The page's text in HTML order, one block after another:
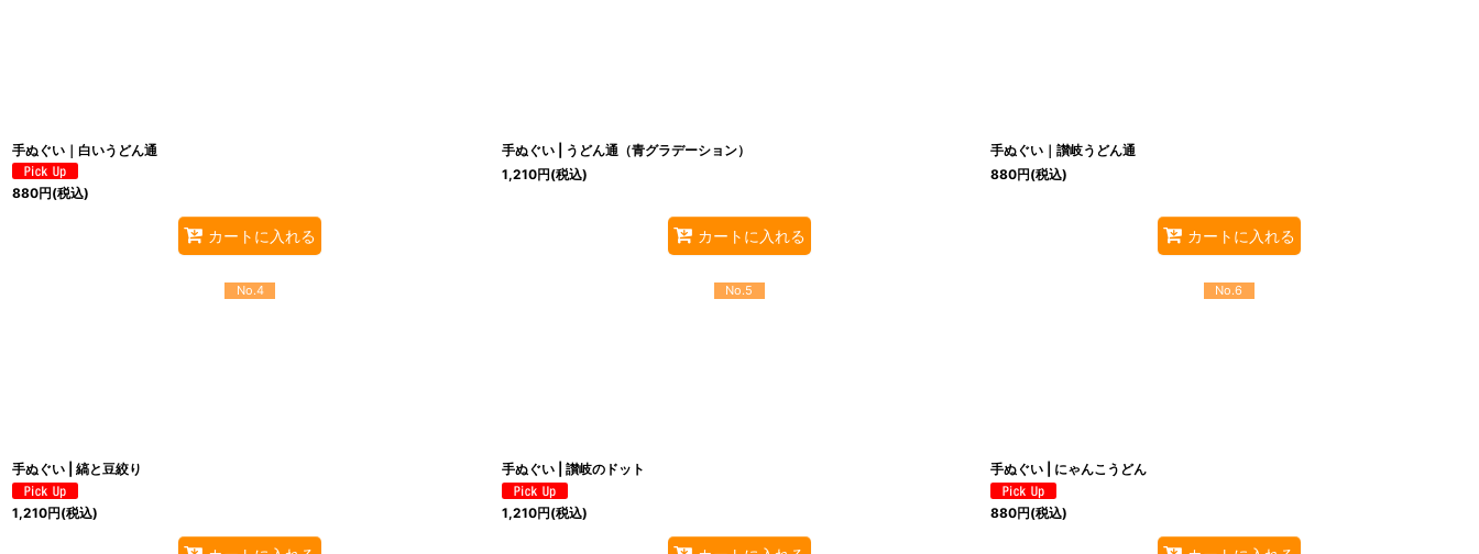
手ぬぐい｜白いうどん通
880円(税込)
カートに入れる
手ぬぐい | うどん通（青グラデーション）
1,210円(税込)
カートに入れる
手ぬぐい｜讃岐うどん通
880円(税込)
カートに入れる
No.4
手ぬぐい | 縞と豆絞り
1,210円(税込)
No.5
手ぬぐい | 讃岐のドット
1,210円(税込)
No.6
手ぬぐい | にゃんこうどん
880円(税込)